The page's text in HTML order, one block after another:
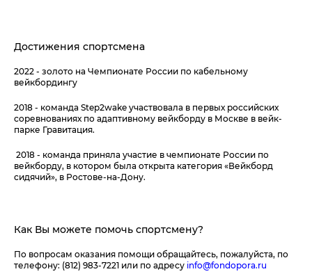
Достижения спортсмена
2022 - золото на Чемпионате России по кабельному
вейкбордингу
2018 - команда Step2wake участвовала в первых российских
соревнованиях по адаптивному вейкборду в Москве в вейк-
парке Гравитация.
2018 - команда приняла участие в чемпионате России по
вейкборду, в котором была открыта категория «Вейкборд
сидячий», в Ростове-на-Дону.
Как Вы можете помочь спортсмену?
По вопросам оказания помощи обращайтесь, пожалуйста, по
телефону: (812) 983-7221 или по адресу info@fondopora.ru